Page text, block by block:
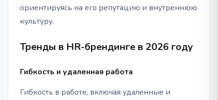
ориентируясь на его репутацию и внутреннюю
культуру.
Тренды в HR-брендинге в 2026 году
Гибкость и удаленная работа
Гибкость в работе, включая удаленные и